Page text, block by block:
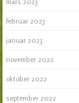
februar 2023
januar 2023
november 2022
oktober 2022
september 2022